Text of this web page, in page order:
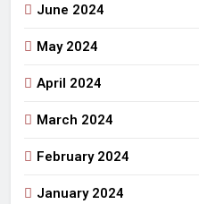
June 2024
May 2024
April 2024
March 2024
February 2024
January 2024